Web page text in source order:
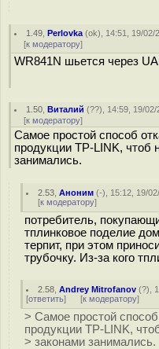
1.49 ,Perlovka (ok), 14:51, 19/02/
[к модератору]
WR841N шьется через
1.50 ,Виталий (??), 14:59, 19/02/
[к модератору]
Самое простой способ
продукции TP-LINK, чтоб
занимались.
2.53 ,Аноним (-), 15:12, 19/
[к модератору]
потребитель,
тплинковое поде⁠лие
терпит, при этом
трубочку. Из-за кого
2.58 ,Andrey Mitrofanov (?),
[ответить] [к модератору]
> Самое простой
продукции TP-LINK,
> законами занимались.